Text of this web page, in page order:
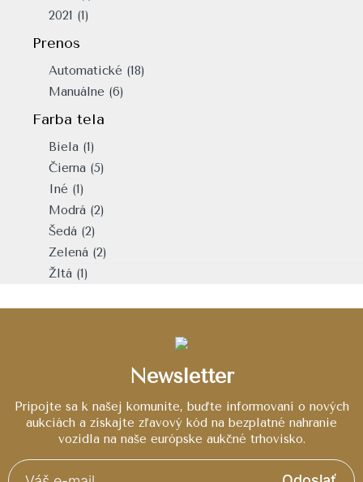
2021 (1)
Prenos
Automatické (18)
Manuálne (6)
Farba tela
Biela (1)
Čierna (5)
Iné (1)
Modrá (2)
Šedá (2)
Zelená (2)
Žltá (1)
Newsletter
Pripojte sa k našej komunite, buďte informovaní o nových
aukciách a získajte zľavový kód na bezplatné nahranie
vozidla na naše európske aukčné trhovisko.